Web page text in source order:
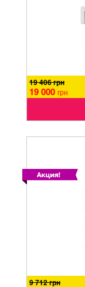
19 406 грн
19 000 грн
9 712 грн